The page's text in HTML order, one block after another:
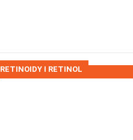
RETINOIDY I RETINOL